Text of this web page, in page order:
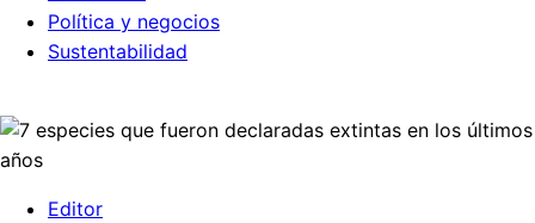
Política y negocios
Sustentabilidad
Editor